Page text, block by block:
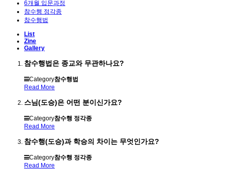
6개월 입문과정
참수행 정각종
참수행법
List
Zine
Gallery
참수행법은 종교와 무관하나요?
Category참수행법
Read More
스님(도승)은 어떤 분이신가요?
Category참수행 정각종
Read More
참수행(도승)과 학승의 차이는 무엇인가요?
Category참수행 정각종
Read More